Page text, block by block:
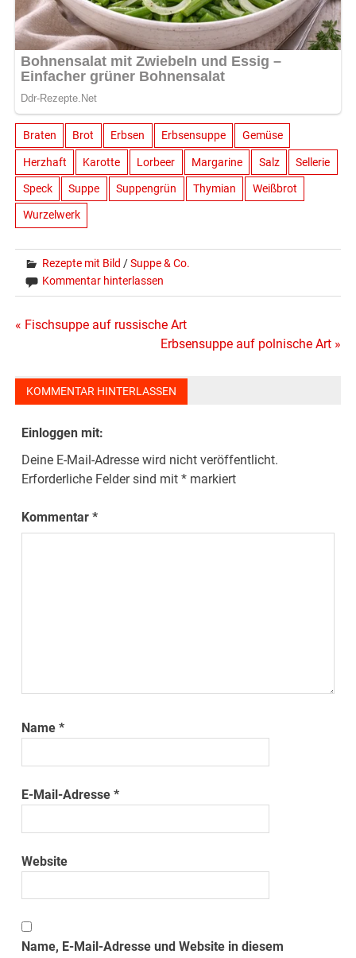
Braten Brot Erbsen Erbsensuppe Gemüse
Herzhaft Karotte Lorbeer Margarine Salz Sellerie
Speck Suppe Suppengrün Thymian Weißbrot
Wurzelwerk
Rezepte mit Bild /Suppe & Co.
Kommentar hinterlassen
Beitragsnavigation
« Fischsuppe auf russische Art
Erbsensuppe auf polnische Art »
KOMMENTAR HINTERLASSEN
Einloggen mit:
Deine E-Mail-Adresse wird nicht veröffentlicht.
Erforderliche Felder sind mit* markiert
Kommentar*
Name*
E-Mail-Adresse*
Website
Name, E-Mail-Adresse und Website in diesem